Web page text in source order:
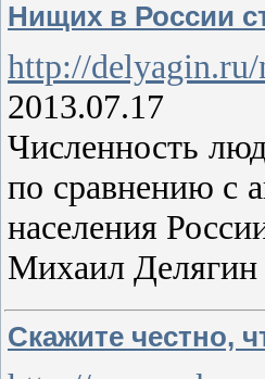
Нищих в России
http://
2013.07.17
Численность
по сравнению с
населения
Михаил Делягин
Скажите честно,